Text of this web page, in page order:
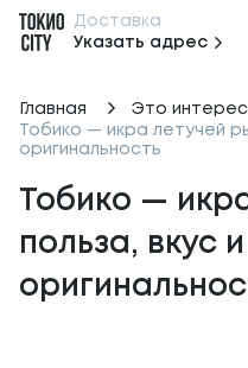
Доставка
Указать адрес
Главная
Это
Тобико — икра летучей
оригинальность
Тобико —
польза, вкус и